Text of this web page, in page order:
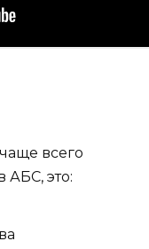
всего
АБС, это: